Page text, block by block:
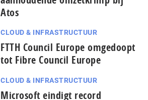
Atos
CLOUD & INFRASTRUCTUUR
FTTH Council Europe omgedoopt
tot Fibre Council Europe
CLOUD & INFRASTRUCTUUR
Microsoft eindigt record